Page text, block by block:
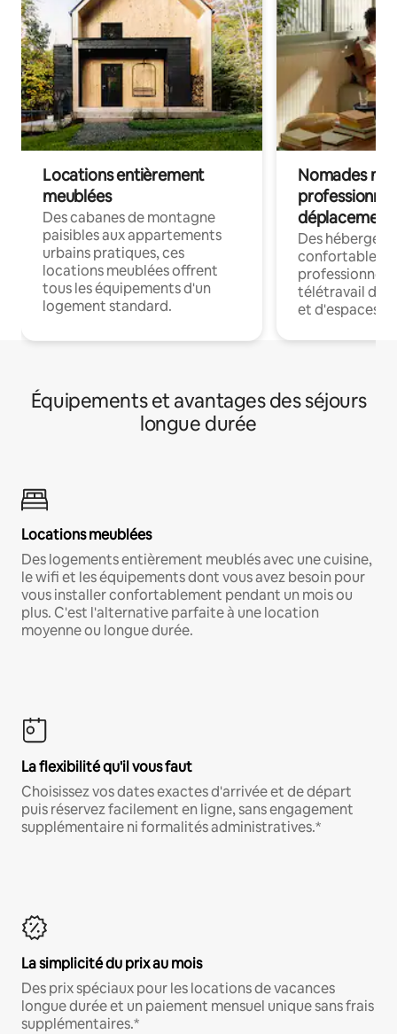
Locations entièrement
meublées
Des cabanes de montagne
paisibles aux appartements
urbains pratiques, ces
locations meublées offrent
tous les équipements d'un
logement standard.
Nomades
déplacement
Des
confortables
professionnels
télétravail
et d'espaces
Équipements et avantages des séjours
longue durée
Locations meublées
Des logements entièrement meublés avec une cuisine,
le wifi et les équipements dont vous avez besoin pour
vous installer confortablement pendant un mois ou
plus. C'est l'alternative parfaite à une location
moyenne ou longue durée.
La flexibilité qu'il vous faut
Choisissez vos dates exactes d'arrivée et de départ
puis réservez facilement en ligne, sans engagement
supplémentaire ni formalités administratives.*
La simplicité du prix au mois
Des prix spéciaux pour les locations de vacances
longue durée et un paiement mensuel unique sans frais
supplémentaires.*